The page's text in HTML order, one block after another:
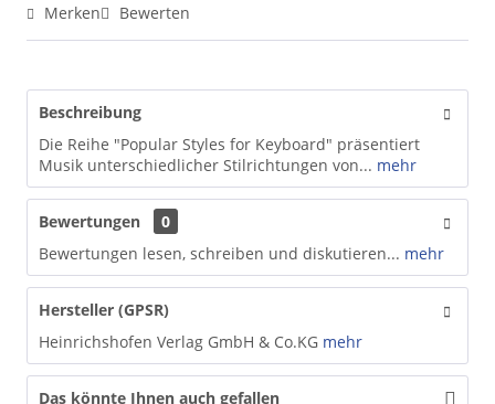
Merken Bewerten
Beschreibung
Die Reihe "Popular Styles for Keyboard" präsentiert
Musik unterschiedlicher Stilrichtungen von... mehr
Bewertungen
0
Bewertungen lesen, schreiben und diskutieren... mehr
Hersteller (GPSR)
Heinrichshofen Verlag GmbH & Co.KG mehr
Das könnte Ihnen auch gefallen